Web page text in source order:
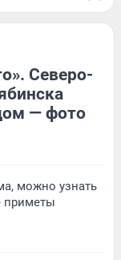
Северо-
— фото
можно узнать
приметы